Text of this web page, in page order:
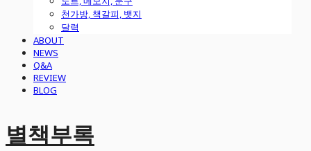
천가방, 책갈피, 뱃지
달력
ABOUT
NEWS
Q&A
REVIEW
BLOG
별책부록